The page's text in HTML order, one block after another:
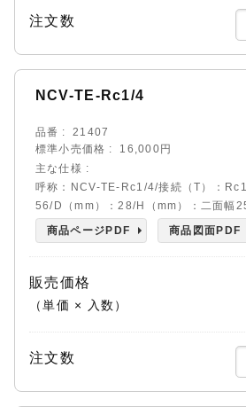
注文数
NCV-TE-Rc1/4
品番
21407
標準小売価格
16,000円
主な仕様
呼称：NCV-TE-Rc1/4/接続（T）：
56/D（mm）：28/H（mm）：二面幅
商品ページPDF
商品図面PDF
販売価格
（単価 × 入数）
注文数